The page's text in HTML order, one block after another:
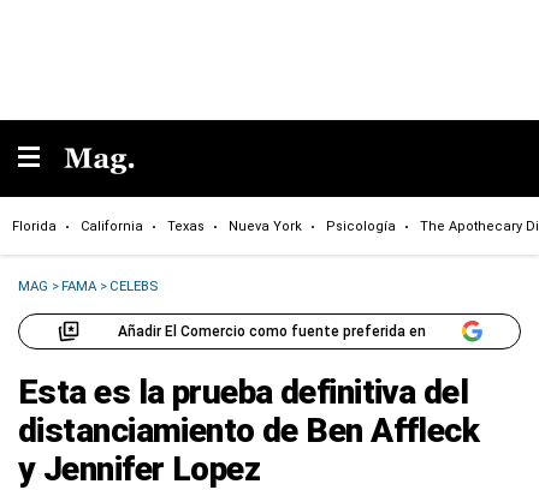
Florida California Texas Nueva York Psicología The Apothecary
MAG >FAMA > CELEBS
Añadir El Comercio como fuente preferida en
Esta es la prueba definitiva del
distanciamiento de Ben Affleck
y Jennifer Lopez